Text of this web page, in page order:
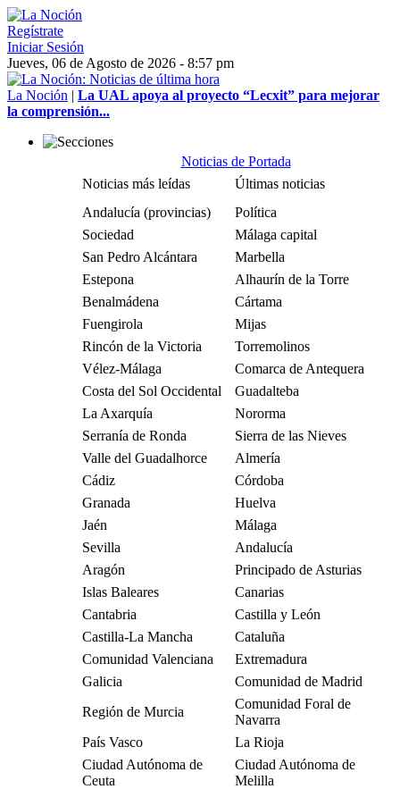
Regístrate
Iniciar Sesión
Jueves, 06 de Agosto de 2026 - 8:57 pm
La Noción | La UAL apoya al proyecto “Lecxit” para mejorar
la comprensión...
Noticias de Portada
Noticias más leídas
Últimas noticias
Andalucía (provincias)
Política
Sociedad
Málaga capital
San Pedro Alcántara
Marbella
Estepona
Alhaurín de la Torre
Benalmádena
Cártama
Fuengirola
Mijas
Rincón de la Victoria
Torremolinos
Vélez-Málaga
Comarca de Antequera
Costa del Sol Occidental
Guadalteba
La Axarquía
Nororma
Serranía de Ronda
Sierra de las Nieves
Valle del Guadalhorce
Almería
Cádiz
Córdoba
Granada
Huelva
Jaén
Málaga
Sevilla
Andalucía
Aragón
Principado de Asturias
Islas Baleares
Canarias
Cantabria
Castilla y León
Castilla-La Mancha
Cataluña
Comunidad Valenciana
Extremadura
Galicia
Comunidad de Madrid
Región de Murcia
Comunidad Foral de
Navarra
País Vasco
La Rioja
Ciudad Autónoma de
Ceuta
Ciudad Autónoma de
Melilla